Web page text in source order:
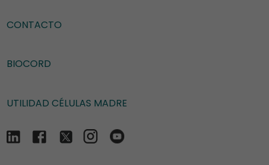
CONTACTO
BIOCORD
UTILIDAD CÉLULAS MADRE